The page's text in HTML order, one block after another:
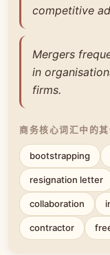
competitive
Mergers
in
firms.
商务核心词汇中的
bootstrapping
resignation letter
collaboration
contractor